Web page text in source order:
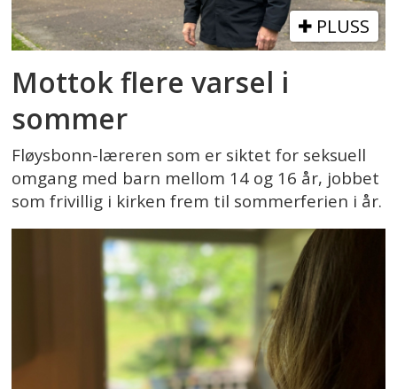
PLUSS
Mottok flere varsel i
sommer
Fløysbonn-læreren som er siktet for seksuell
omgang med barn mellom 14 og 16 år, jobbet
som frivillig i kirken frem til sommerferien i år.